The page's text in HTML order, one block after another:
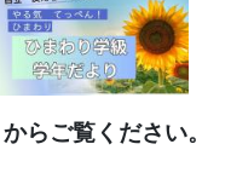
らご覧ください。